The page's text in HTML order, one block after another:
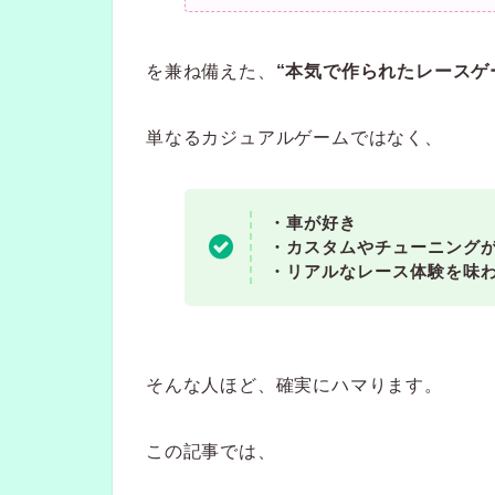
を兼ね備えた、 “本気で作られたレースゲ
単なるカジュアルゲームではなく、
・車が好き
・カスタムやチューニング
・リアルなレース体験を味
そんな人ほど、確実にハマります。
この記事では、